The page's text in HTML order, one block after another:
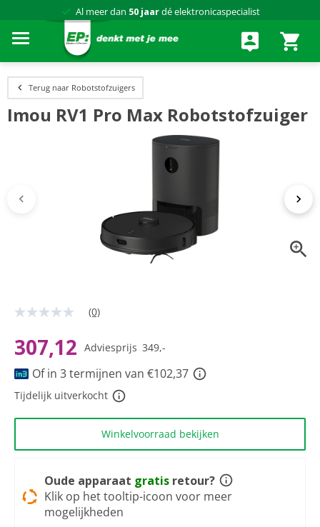
Al meer dan 50 jaardé elektronicaspecialist
Terug naar Robotstofzuigers
Imou RV1 Pro Max Robotstofzuiger
Geen
Dezelfde
paginalink.
(0)
307,12 Adviesprijs 349,-
Of in 3 termijnen van €102,37
Tijdelijk uitverkocht
Winkelvoorraad bekijken
Oude apparaat gratis retour?
Klik op het tooltip-icoon voor meer
mogelijkheden